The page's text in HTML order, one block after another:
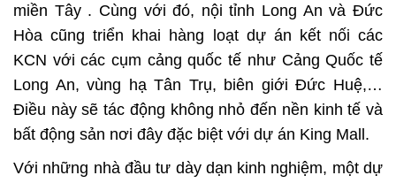
miền Tây . Cùng với đó, nội tỉnh Long An và Đức
Hòa cũng triển khai hàng loạt dự án kết nối các
KCN với các cụm cảng quốc tế như Cảng Quốc tế
Long An, vùng hạ Tân Trụ, biên giới Đức Huệ,…
Điều này sẽ tác động không nhỏ đến nền kinh tế và
bất động sản nơi đây đặc biệt với dự án King Mall.
Với những nhà đầu tư dày dạn kinh nghiệm, một dự